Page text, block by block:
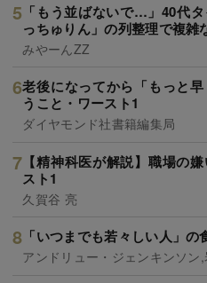
「もう並ばないで…」40代
っちゅりん」の列整理で複雑
みやーんZZ
老後になってから「もっと
うこと・ワースト1
ダイヤモンド社書籍編集局
【精神科医が解説】職場の
スト1
久賀谷 亮
「いつまでも若々しい人」の
アンドリュー・ジェンキンソン